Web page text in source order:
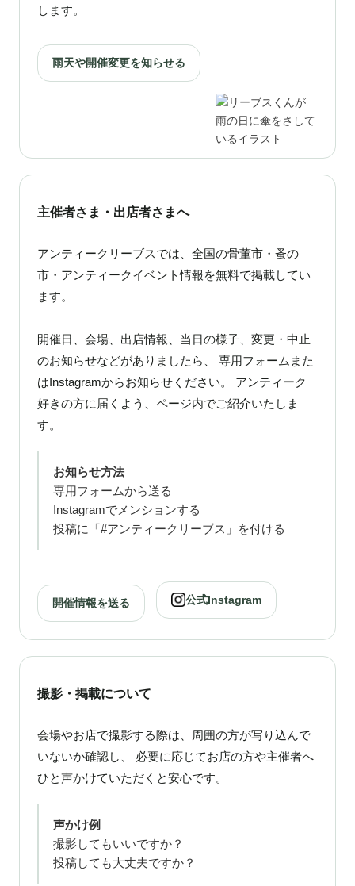
します。
雨天や開催変更を知らせる
主催者さま・出店者さまへ
アンティークリーブスでは、全国の骨董市・蚤の
市・アンティークイベント情報を無料で掲載してい
ます。
開催日、会場、出店情報、当日の様子、変更・中止
のお知らせなどがありましたら、 専用フォームまた
はInstagramからお知らせください。 アンティーク
好きの方に届くよう、ページ内でご紹介いたしま
す。
お知らせ方法
専用フォームから送る
Instagramでメンションする
投稿に「#アンティークリーブス」を付ける
開催情報を送る 公式Instagram
撮影・掲載について
会場やお店で撮影する際は、周囲の方が写り込んで
いないか確認し、 必要に応じてお店の方や主催者へ
ひと声かけていただくと安心です。
声かけ例
撮影してもいいですか？
投稿しても大丈夫ですか？